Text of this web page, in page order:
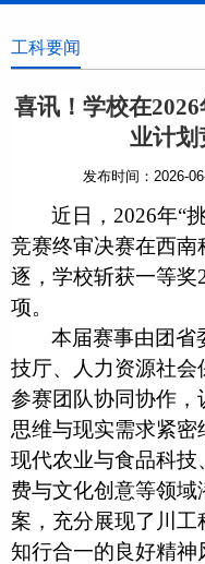
工科要闻
喜讯！学校在
业计
发布时间：2026-
近日，2026年“
竞赛终审决赛在西南
逐，学校斩获一等奖
项。
本届赛事由团省
技厅、人力资源社会
参赛团队协同协作
思维与现实需求紧密
现代农业与食品科
费与文化创意等领
案，充分展现了川工
知行合一的良好精神